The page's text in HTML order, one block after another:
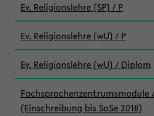
Ev. Religionslehre (SP) / P
Ev. Religionslehre (wU) / P
Ev. Religionslehre (wU) / Diplom
Fachsprachenzentrumsmodule
(Einschreibung bis SoSe 2018)